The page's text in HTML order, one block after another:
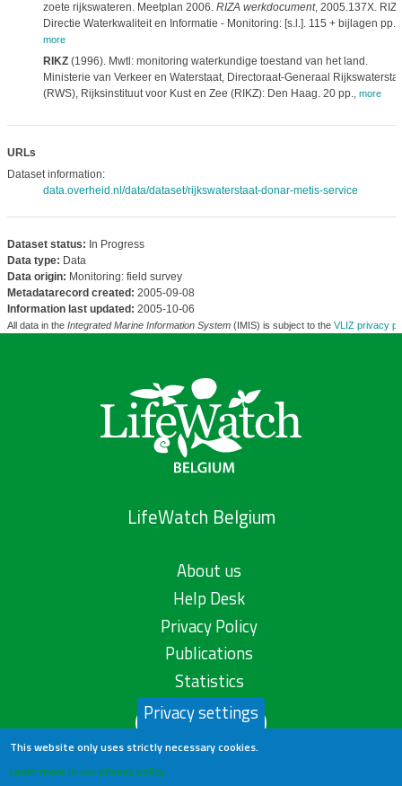
zoete rijkswateren. Meetplan 2006. RIZA werkdocument, 2005.137X.
Directie Waterkwaliteit en Informatie - Monitoring: [s.l.]. 115 + bijlagen pp.
more
RIKZ(1996). Mwtl: monitoring waterkundige toestand van het land.
Ministerie van Verkeer en Waterstaat, Directoraat-Generaal
(RWS), Rijksinstituut voor Kust en Zee (RIKZ): Den Haag. 20 pp. more
URLs
Dataset information:
data.overheid.nl/data/dataset/rijkswaterstaat-donar-metis-service
Dataset status: In Progress
Data type: Data
Data origin: Monitoring: field survey
Metadatarecord created: 2005-09-08
Information last updated: 2005-10-06
All data in the Integrated Marine Information System(IMIS) is subject to the VLIZ privacy
LifeWatch Belgium
About us
Help Desk
Privacy Policy
Publications
Statistics
Contact us
Privacy settings
This website only uses strictly necessary cookies.
Learn more in our privacy policy